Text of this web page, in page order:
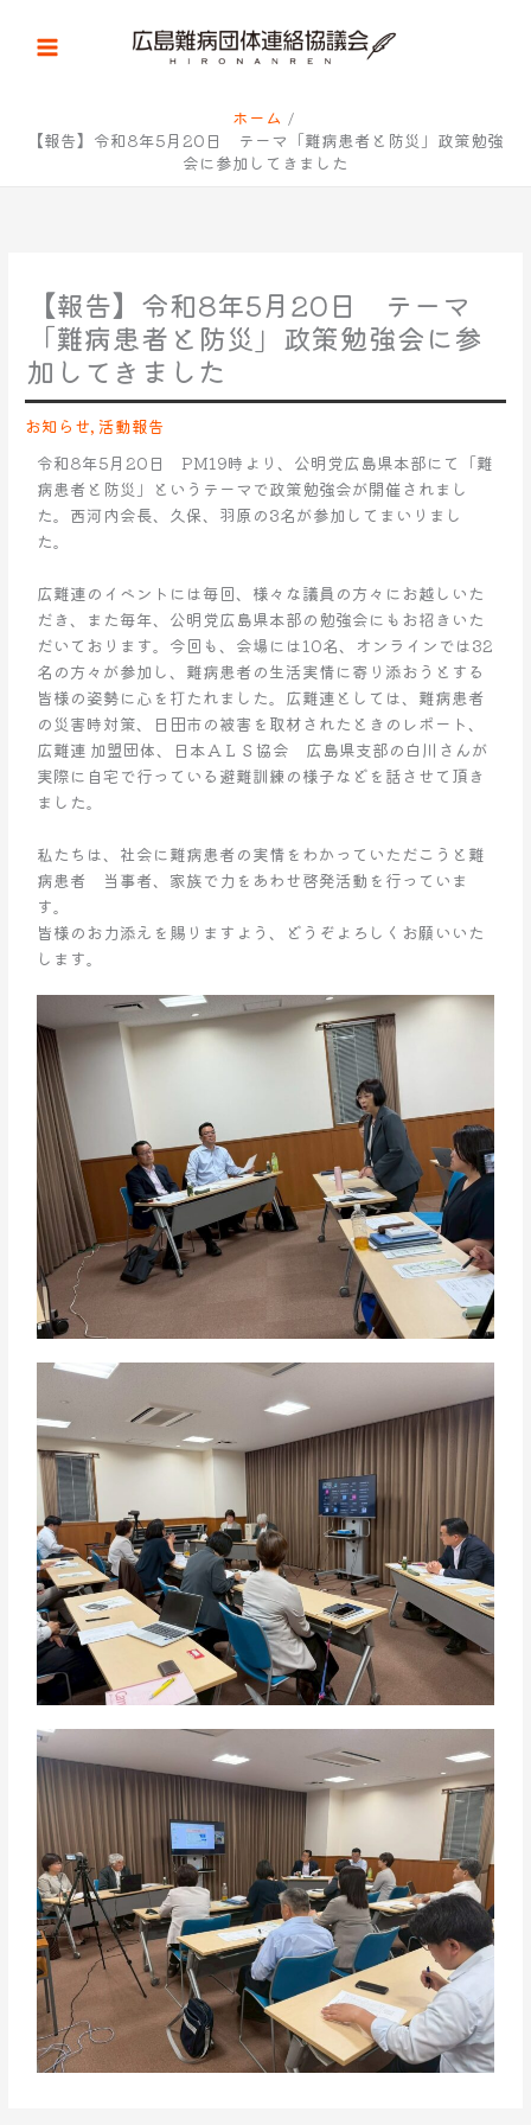
ホーム
【報告】令和8年5月20日 テーマ「難病患者と防災」政策勉強
会に参加してきました
【報告】令和8年5月20日 テーマ
「難病患者と防災」政策勉強会に参
加してきました
お知らせ, 活動報告
令和8年5月20日 PM19時より、公明党広島県本部にて「難
病患者と防災」というテーマで政策勉強会が開催されまし
た。西河内会長、久保、羽原の3名が参加してまいりまし
た。
広難連のイベントには毎回、様々な議員の方々にお越しいた
だき、また毎年、公明党広島県本部の勉強会にもお招きいた
だいております。今回も、会場には10名、オンラインでは32
名の方々が参加し、難病患者の生活実情に寄り添おうとする
皆様の姿勢に心を打たれました。広難連としては、難病患者
の災害時対策、日田市の被害を取材されたときのレポート、
広難連 加盟団体、日本ＡＬＳ協会 広島県支部の白川さんが
実際に自宅で行っている避難訓練の様子などを話させて頂き
ました。
私たちは、社会に難病患者の実情をわかっていただこうと難
病患者 当事者、家族で力をあわせ啓発活動を行っていま
す。
皆様のお力添えを賜りますよう、どうぞよろしくお願いいた
します。